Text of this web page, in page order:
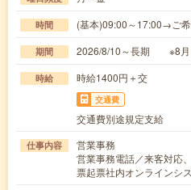
時間 (基本)09:00～17:00→ご
期間 2026/8/10～長期 ※8月
時給 時給1400円＋交
交通費
交通費別途規定支給
仕事内容
営業事務
営業事務電話／来客対応
票起票社内オンラインシ